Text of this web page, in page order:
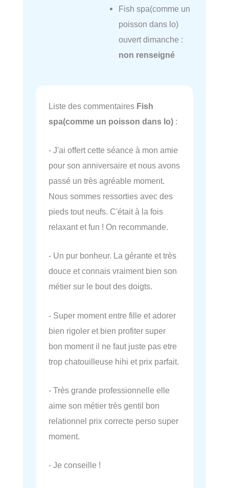
Fish spa(comme un
poisson dans lo)
ouvert dimanche :
non renseigné
Liste des commentaires Fish
spa(comme un poisson dans lo) :
- J'ai offert cette séance à mon amie
pour son anniversaire et nous avons
passé un très agréable moment.
Nous sommes ressorties avec des
pieds tout neufs. C'était à la fois
relaxant et fun ! On recommande.
- Un pur bonheur. La gérante et très
douce et connais vraiment bien son
métier sur le bout des doigts.
- Super moment entre fille et adorer
bien rigoler et bien profiter super
bon moment il ne faut juste pas etre
trop chatouilleuse hihi et prix parfait.
- Très grande professionnelle elle
aime son métier très gentil bon
relationnel prix correcte perso super
moment.
- Je conseille !